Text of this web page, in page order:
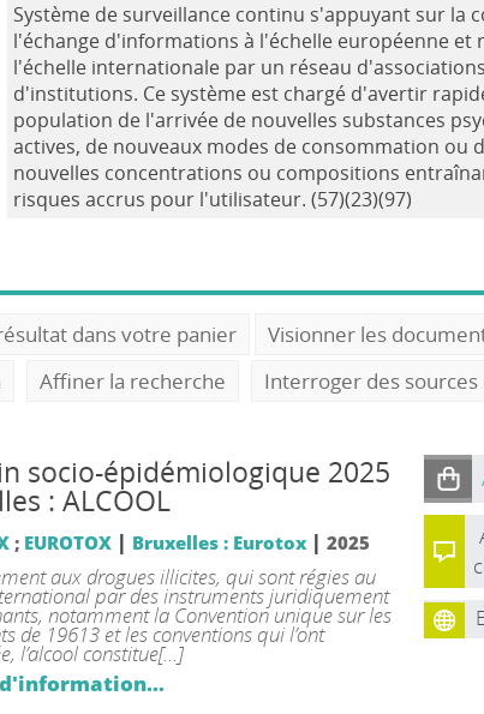
Système de surveillance continu s'appuyant sur la
l'échange d'informations à l'échelle européenne et
l'échelle internationale par un réseau
d'institutions. Ce système est chargé d'avertir
population de l'arrivée de nouvelles substances
actives, de nouveaux modes de consommation ou
nouvelles concentrations ou compositions
risques accrus pour l'utilisateur. (57)(23)(97)
dans votre panier
Visionner les
Affiner la recherche Interroger des
socio-épidémiologique 2025
: ALCOOL
; EUROTOX | Bruxelles : Eurotox| 2025
aux drogues illicites, qui sont régies au
par des instruments juridiquement
notamment la Convention unique sur les
de 19613 et les conventions qui l’ont
l’alcool constitue[...]